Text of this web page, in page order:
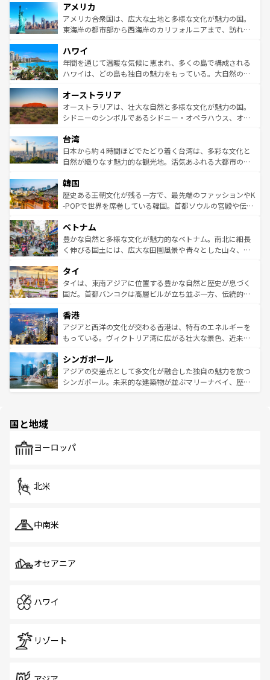
ンツ一覧を参照してほしい。
の建物がそのまま残る町や、スイスならではのユニークな
博物館もあり、アルプス観光だけでなく町歩きも満喫する
ことができる。国民の所得が高いため物価も高いが、旅行
ば市内交通費無料で観光を楽しむこともできる。 なお、新
着のスイス情報はコンテンツ一覧 を参照してほしい。
アメリカ
アメリカ合衆国は、広大な土地と多様な文化が魅力の国。
東海岸の都市部から西海岸のカリフォルニアまで、訪れる
のような巨大都市は、観光、ショッピング、エンターテイ
ンメントが詰まった刺激的なスポットだ。一方、アメリカ
西部には大自然が広がり、グランドキャニオンやイエロー
部のニューオーリンズでは、音楽と美食が融合した独特の
文化が魅力。旅行者はアメリカの各地域で異なる魅力を楽
しみながら、その多様性と豊かな歴史を感じることができ
ならではの贅沢な旅のスタイルだ。 なお、新着のアメリカ
情報はコンテンツ一覧を参照してほしい。
ハワイ
年間を通じて温暖な気候に恵まれ、多くの島で構成される
ハワイは、どの島も独自の魅力をもっている。大自然の神
ワイ島は見逃せない。また、定番の観光地といえばオアフ
島だが、静かな自然を求めるならマウイ島やカウアイ島が
おすすめ。エメラルドグリーンに輝く海をはじめ、豊かな
れるおもてなしの心で訪れる人々を迎えてくれるハワイの
人々、おいしいローカルフードやハワイアンミュージッ
ク、伝統的なフラダンスなど、すべてがハワイの魅力を彩
ワイを、存分に味わってほしい。 なお、新着のハワイ情報
はコンテンツ一覧を参照してほしい。
オーストラリア
オーストラリアは、壮大な自然と多様な文化が魅力の国。
シドニーのシンボルであるシドニー・オペラハウス、オー
リアリーフや大陸中央部にそびえるウルル（エアーズロッ
ク）、タスマニアの美しい原生林やケアンズの熱帯雨林な
ど、見どころがたくさん。また、カフェやワイン、オージ
いる。アクティビティも充実しており、サーフィンやダイ
ビング、ハイキングなど、アウトドア好きにはたまらな
い。オーストラリアの多彩な魅力を存分に味わいつくそ
参照してほしい。
台湾
日本から約４時間ほどでたどり着く台湾は、多彩な文化と
自然が織りなす魅力的な観光地。活気あふれる大都市の台
ン）、静ひつな山岳地帯である台湾東部など、都市の喧騒
と山間の静けさが共存しており、訪れる人に新しい発見と
驚きをもたらしてくれる。また、奥深い台湾の食文化も魅
容にもいいと評判のスイーツなど、バラエティ豊かな料理
が味わえる。 なお、新着の台湾情報は コンテンツ一覧を参
照してほしい。
韓国
歴史ある王朝文化が残る一方で、最先端のファッションやK
-POPで世界を席巻している韓国。首都ソウルの宮殿や伝統
き、地方に足を延ばせば四季折々の自然美を楽しむことが
できる。そして、キムチや焼肉、絶品のストリートフード
まで、さまざまな韓国料理が待っている。夜には、韓国な
リティに包まれながら、韓国の多彩な魅力を心ゆくまで味
わってみてほしい。 なお、新着の韓国情報はコンテンツ一
覧を参照してほしい。
ベトナム
豊かな自然と多様な文化が魅力的なベトナム。南北に細長
く伸びる国土には、広大な田園風景や青々とした山々、世
急速な発展と共に伝統が息づく。ハノイの古い町並みやホ
ーチミン市のフランス統治時代の建物も、独特の雰囲気を
醸し出している。また、バラエティの豊かさとおいしさで
とつ。フォーやバインミー、ベトナムコーヒーなどは、ぜ
ひ現地で味わいたい。どの地域を訪れてもあたたかい人々
が旅行者を迎えてくれるので、きっと忘れられない旅にな
参照してほしい。
タイ
タイは、東南アジアに位置する豊かな自然と歴史が息づく
国だ。首都バンコクは高層ビルが立ち並ぶ一方、伝統的な
の活気が交差している。北部ではチェンマイなどの山岳地
帯で自然と触れ合い、南部ではプーケットやクラビの美し
いビーチでリゾート気分を楽しむことができる。タイ料理
激する。気候は一年中温暖で、どの季節にも異なる楽しみ
が待っている。親しみやすいタイの人々、仏教を中心とし
た文化、そして多様な観光資源が、訪れる旅人を魅了し続
香港
アジアと西洋の文化が交わる香港は、特有のエネルギーを
もっている。ヴィクトリア湾に広がる壮大な景色、近未来
み、どこを訪れても感動するはず。観光スポットが密集し
ており、効率よく見どころを回れるのも魅力。息をのむよ
うな絶景から文化的な体験まで、香港を存分に楽しみ尽く
シンガポール
アジアの交差点として多文化が融合した独自の魅力を放つ
シンガポール。未来的な建築物が並ぶマリーナベイ、歴史
で、ホーカーズは地元の風情を楽しめる外せないスポット
国と地域
ヨーロッパ
北米
中南米
オセアニア
ハワイ
リゾート